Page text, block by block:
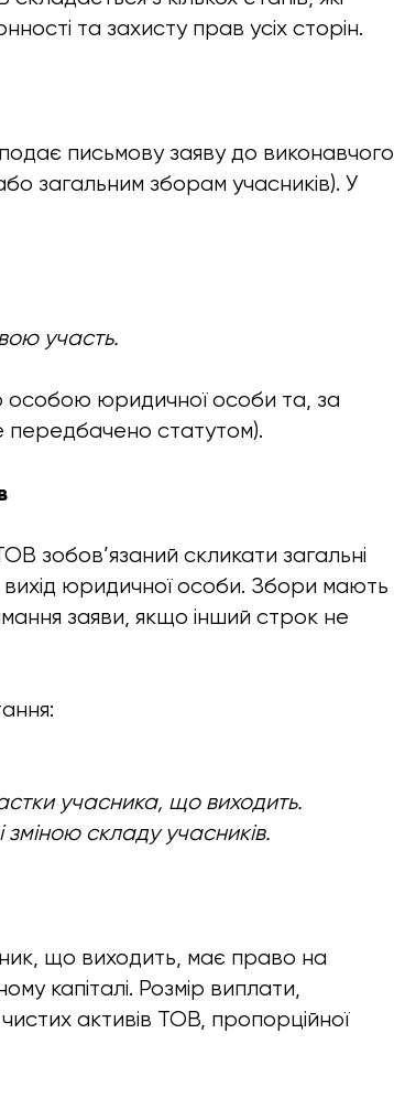
та захисту прав усіх сторін.
письмову заяву до виконавчого
загальним зборам учасників). У
участь.
особою юридичної особи та, за
передбачено статутом).
зобов’язаний скликати загальні
вихід юридичної особи. Збори мають
заяви, якщо інший строк не
учасника, що виходить.
зміною складу учасників.
що виходить, має право на
капіталі. Розмір виплати,
активів ТОВ, пропорційної